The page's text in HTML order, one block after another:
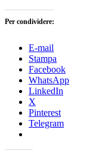
Per condividere:
E-mail
Stampa
Facebook
WhatsApp
LinkedIn
X
Pinterest
Telegram